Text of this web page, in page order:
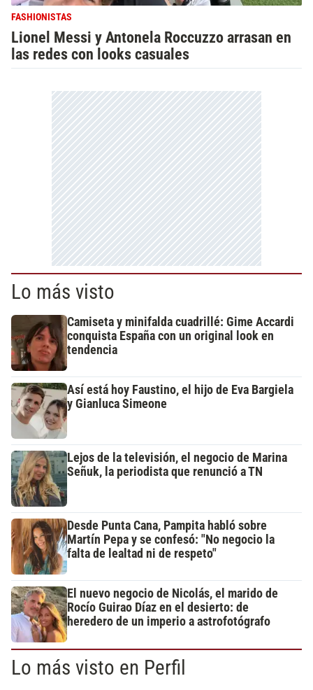
FASHIONISTAS
Lionel Messi y Antonela Roccuzzo arrasan en
las redes con looks casuales
Lo más visto
Camiseta y minifalda cuadrillé: Gime Accardi
conquista España con un original look en
tendencia
Así está hoy Faustino, el hijo de Eva Bargiela
y Gianluca Simeone
Lejos de la televisión, el negocio de Marina
Señuk, la periodista que renunció a TN
Desde Punta Cana, Pampita habló sobre
Martín Pepa y se confesó: "No negocio la
falta de lealtad ni de respeto"
El nuevo negocio de Nicolás, el marido de
Rocío Guirao Díaz en el desierto: de
heredero de un imperio a astrofotógrafo
Lo más visto en Perfil